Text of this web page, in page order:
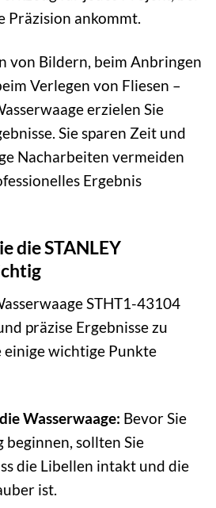
Präzision ankommt.
von Bildern, beim Anbringen
Verlegen von Fliesen –
erzielen Sie
Sie sparen Zeit und
Nacharbeiten vermeiden
Ergebnis
die STANLEY
STHT1-43104
präzise Ergebnisse zu
einige wichtige Punkte
Wasserwaage: Bevor Sie
beginnen, sollten Sie
die Libellen intakt und die
ist.